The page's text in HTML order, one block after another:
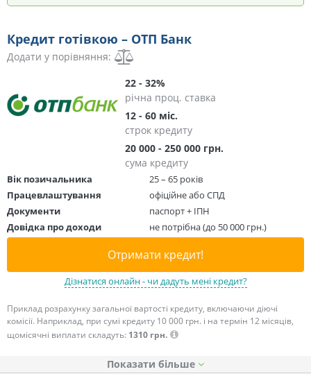
Кредит готівкою – ОТП Банк
Додати у порівняння:
22 - 32%
річна проц. ставка
12 - 60 міс.
строк кредиту
20 000 - 250 000 грн.
сума кредиту
Вік позичальника
25 – 65 років
Працевлаштування
офіційне або СПД
Документи
паспорт + ІПН
Довідка про доходи
не потрібна (до 50 000 грн.)
Отримати кредит!
Дізнатися онлайн - чи дадуть мені кредит?
Приклад розрахунку загальної вартості кредиту, включаючи діючі
комісії. Наприклад, при сумі кредиту 10 000 грн. і на термін 12 місяців,
щомісячні виплати складуть: 1310 грн.
Показати